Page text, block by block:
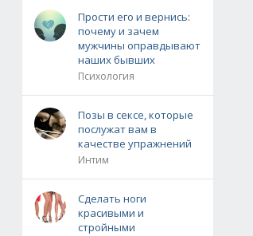
Прости его и вернись:
почему и зачем
мужчины оправдывают
наших бывших
Психология
Позы в сексе, которые
послужат вам в
качестве упражнений
Интим
Сделать ноги
красивыми и
стройными